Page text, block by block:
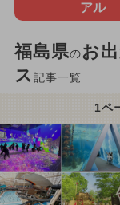
アル
福島県のお
ス 記事一覧
1ペ